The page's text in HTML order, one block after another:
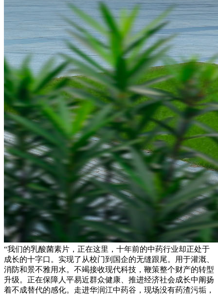
“我们的乳酸菌素片，正在这里，十年前的中药行业却正处于
成长的十字口。实现了从校门到国企的无缝跟尾。用于灌溉、
消防和景不雅用水。不竭接收现代科技，鞭策整个财产的转型
升级。正在保障人平易近群众健康、推进经济社会成长中阐扬
着不成替代的感化。走进华润江中药谷，现场没有药渣污垢，